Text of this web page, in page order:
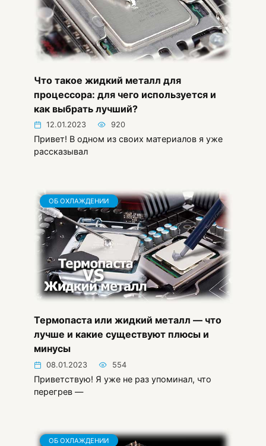
Что такое жидкий металл для
процессора: для чего используется и
как выбрать лучший?
12.01.2023 920
Привет! В одном из своих материалов я уже
рассказывал
ОБ ОХЛАЖДЕНИИ
Термопаста или жидкий металл — что
лучше и какие существуют плюсы и
минусы
08.01.2023 554
Приветствую! Я уже не раз упоминал, что
перегрев —
ОБ ОХЛАЖДЕНИИ